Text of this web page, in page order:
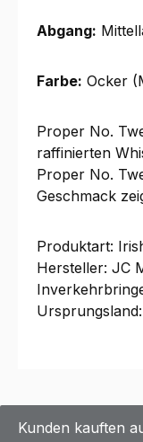
Abgang:
Farbe: Ocker
Proper No.
raffinierten
Proper No.
Geschmack
Produktart:
Hersteller: JC
Kunden kauften